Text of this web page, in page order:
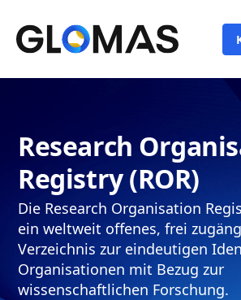
Research
Registry (ROR)
Die Research Organisation
ein weltweit offenes, frei
Verzeichnis zur eindeutigen
Organisationen mit Bezug zur
wissenschaftlichen Forschung.